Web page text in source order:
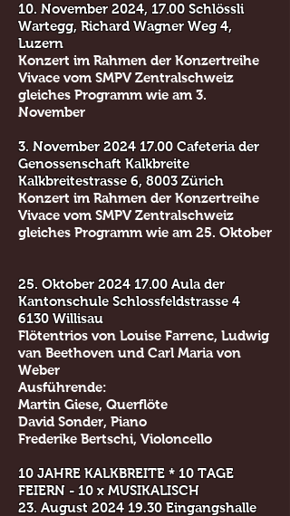
10. November 2024, 17.00 Schlössli
Wartegg, Richard Wagner Weg 4,
Luzern
Konzert im Rahmen der Konzertreihe
Vivace vom SMPV Zentralschweiz
gleiches Programm wie am 3.
November
3. November 2024 17.00 Cafeteria der
Genossenschaft Kalkbreite
Kalkbreitestrasse 6, 8003 Zürich
Konzert im Rahmen der Konzertreihe
Vivace vom SMPV Zentralschweiz
gleiches Programm wie am 25. Oktober
25. Oktober 2024 17.00Aula der
Kantonschule Schlossfeldstrasse 4
6130 Willisau
Flötentrios von Louise Farrenc, Ludwig
van Beethoven und Carl Maria von
Weber
Ausführende:
Martin Giese, Querflöte
David Sonder, Piano
Frederike Bertschi, Violoncello
10 JAHRE KALKBREITE * 10 TAGE
FEIERN - 10 x MUSIKALISCH
23. August 2024 19.30 Eingangshalle